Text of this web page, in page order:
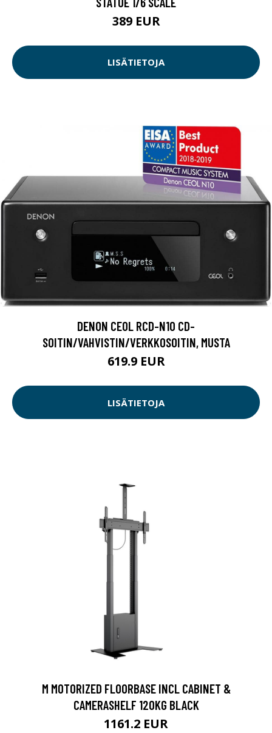
389 EUR
LISÄTIETOJA
DENON CEOL RCD-N10 CD-
SOITIN/VAHVISTIN/VERKKOSOITIN, MUSTA
619.9 EUR
LISÄTIETOJA
M MOTORIZED FLOORBASE INCL CABINET &
CAMERASHELF 120KG BLACK
1161.2 EUR